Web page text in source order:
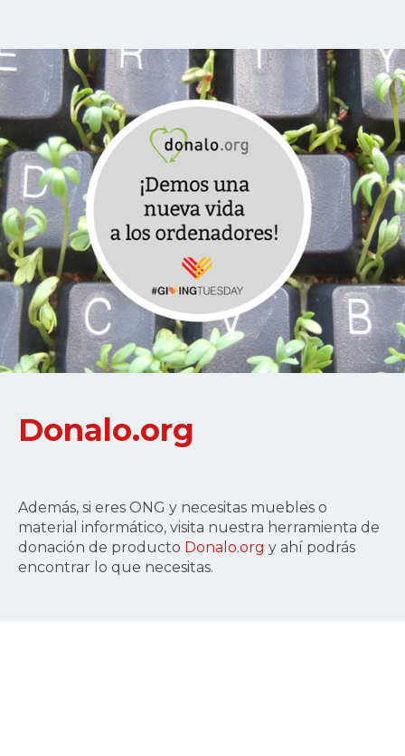
Donalo.org
Además, si eres ONG y necesitas muebles o
material informático, visita nuestra herramienta de
donación de producto Donalo.org y ahí podrás
encontrar lo que necesitas.